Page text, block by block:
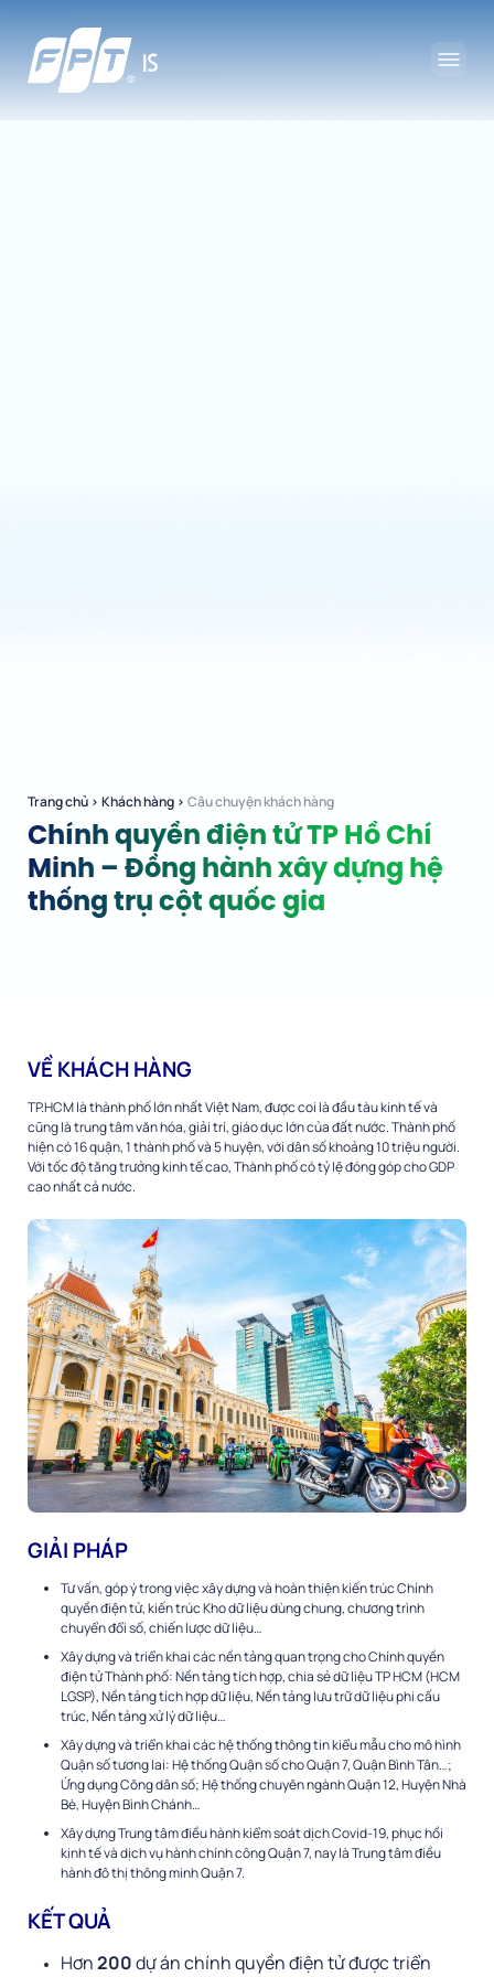
Trang chủ › Khách hàng › Câu chuyện khách hàng
Chính quyền điện tử TP Hồ Chí
Minh – Đồng hành xây dựng hệ
thống trụ cột quốc gia
VỀ KHÁCH HÀNG
TP.HCM là thành phố lớn nhất Việt Nam, được coi là đầu tàu kinh tế và
cũng là trung tâm văn hóa, giải trí, giáo dục lớn của đất nước. Thành phố
hiện có 16 quận, 1 thành phố và 5 huyện, với dân số khoảng 10 triệu người.
Với tốc độ tăng trưởng kinh tế cao, Thành phố có tỷ lệ đóng góp cho GDP
cao nhất cả nước.
GIẢI PHÁP
Tư vấn, góp ý trong việc xây dựng và hoàn thiện kiến trúc Chính
quyền điện tử, kiến trúc Kho dữ liệu dùng chung, chương trình
chuyển đổi số, chiến lược dữ liệu…
Xây dựng và triển khai các nền tảng quan trọng cho Chính quyền
điện tử Thành phố: Nền tảng tích hợp, chia sẻ dữ liệu TP HCM (HCM
LGSP), Nền tảng tích hợp dữ liệu, Nền tảng lưu trữ dữ liệu phi cấu
trúc, Nền tảng xử lý dữ liệu…
Xây dựng và triển khai các hệ thống thông tin kiểu mẫu cho mô hình
Quận số tương lai: Hệ thống Quận số cho Quận 7, Quận Bình Tân…;
Ứng dụng Công dân số; Hệ thống chuyên ngành Quận 12, Huyện Nhà
Bè, Huyện Bình Chánh…
Xây dựng Trung tâm điều hành kiểm soát dịch Covid-19, phục hồi
kinh tế và dịch vụ hành chính công Quận 7, nay là Trung tâm điều
hành đô thị thông minh Quận 7.
KẾT QUẢ
Hơn200dự án chính quyền điện tử được triển